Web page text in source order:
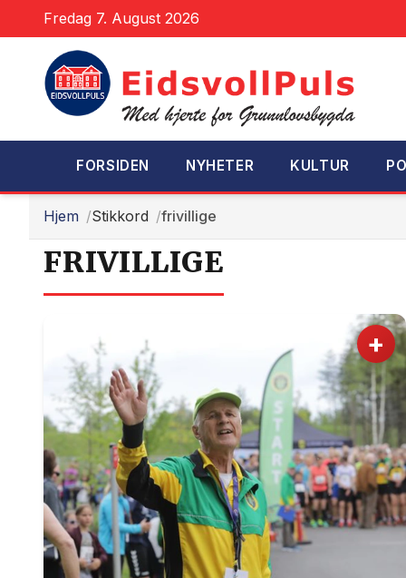
Fredag 7. August 2026
FORSIDEN NYHETER KULTUR
Hjem Stikkord frivillige
FRIVILLIGE
+